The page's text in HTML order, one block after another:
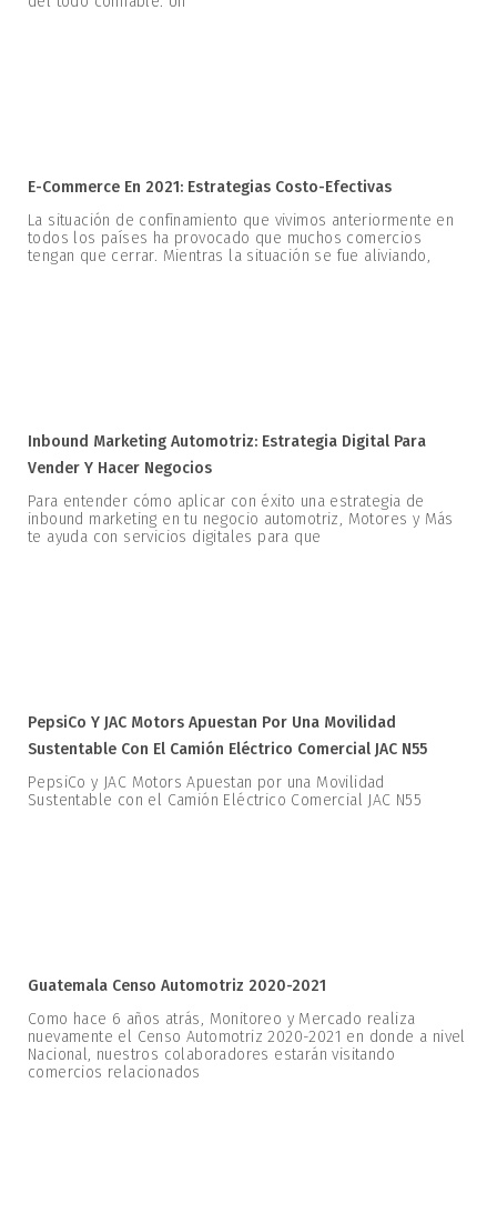
E-Commerce En 2021: Estrategias Costo-Efectivas
La situación de confinamiento que vivimos anteriormente en
todos los países ha provocado que muchos comercios
tengan que cerrar. Mientras la situación se fue aliviando,
Inbound Marketing Automotriz: Estrategia Digital Para
Vender Y Hacer Negocios
Para entender cómo aplicar con éxito una estrategia de
inbound marketing en tu negocio automotriz, Motores y Más
te ayuda con servicios digitales para que
PepsiCo Y JAC Motors Apuestan Por Una Movilidad
Sustentable Con El Camión Eléctrico Comercial JAC N55
PepsiCo y JAC Motors Apuestan por una Movilidad
Sustentable con el Camión Eléctrico Comercial JAC N55
Guatemala Censo Automotriz 2020-2021
Como hace 6 años atrás, Monitoreo y Mercado realiza
nuevamente el Censo Automotriz 2020-2021 en donde a nivel
Nacional, nuestros colaboradores estarán visitando
comercios relacionados